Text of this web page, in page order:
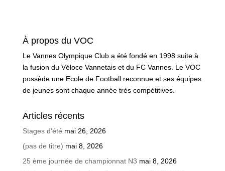
À propos du VOC
Le Vannes Olympique Club a été fondé en 1998 suite à
la fusion du Véloce Vannetais et du FC Vannes. Le VOC
possède une Ecole de Football reconnue et ses équipes
de jeunes sont chaque année très compétitives.
Articles récents
Stages d’été mai 26, 2026
(pas de titre) mai 8, 2026
25 ème journée de championnat N3 mai 8, 2026